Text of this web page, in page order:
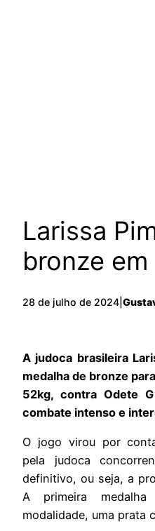
Larissa
bronze em
28 de julho de 2024
A judoca brasileira
medalha de bronze
52kg, contra Odete
combate intenso e
O jogo virou por
pela judoca
definitivo, ou seja, a
A primeira
modalidade, uma prata